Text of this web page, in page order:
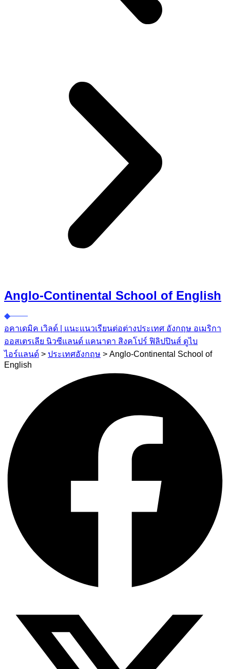
Anglo-Continental School of English
อคาเดมิค เวิลด์ | แนะแนวเรียนต่อต่างประเทศ อังกฤษ อเมริกา
ออสเตรเลีย นิวซีแลนด์ แคนาดา สิงคโปร์ ฟิลิปปินส์ ดูไบ
ไอร์แลนด์ > ประเทศอังกฤษ > Anglo-Continental School of
English